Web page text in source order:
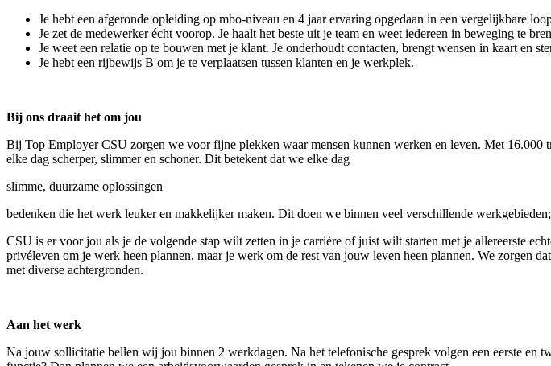
Je hebt een afgeronde opleiding op mbo-niveau en 4 jaar ervaring opgedaan in een vergelijkbare
Je zet de medewerker écht voorop. Je haalt het beste uit je team en weet iedereen in beweging te
Je weet een relatie op te bouwen met je klant. Je onderhoudt contacten, brengt wensen in kaart en
Je hebt een rijbewijs B om je te verplaatsen tussen klanten en je werkplek.
Bij ons draait het om jou
Bij Top Employer CSU zorgen we voor fijne plekken waar mensen kunnen werken en leven. Met
elke dag scherper, slimmer en schoner. Dit betekent dat we elke dag
slimme, duurzame oplossingen
bedenken die het werk leuker en makkelijker maken. Dit doen we binnen veel verschillende
CSU is er voor jou als je de volgende stap wilt zetten in je carrière of juist wilt starten met je allereerste
privéleven om je werk heen plannen, maar je werk om de rest van jouw leven heen plannen. We zorgen
met diverse achtergronden.
Aan het werk
Na jouw sollicitatie bellen wij jou binnen 2 werkdagen. Na het telefonische gesprek volgen een eerste en